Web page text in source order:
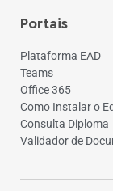
Portais
Plataforma EAD
Teams
Office 365
Como Instalar o
Consulta Diploma
Validador de